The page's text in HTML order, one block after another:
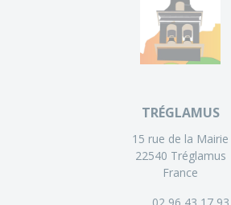
TRÉGLAMUS
15 rue de la Mairie
22540 Tréglamus
France
02 96 43 17 93